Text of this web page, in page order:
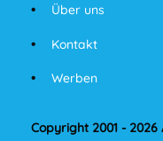
Über uns
Kontakt
Werben
Copyright 2001 - 2026